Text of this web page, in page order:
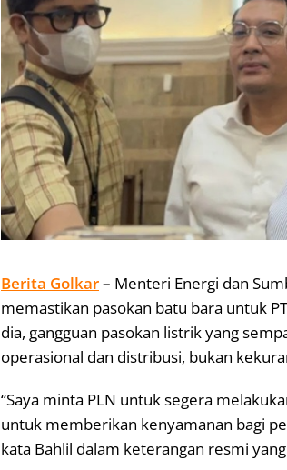
Berita Golkar– Menteri Energi dan
memastikan pasokan batu bara untuk
dia, gangguan pasokan listrik yang
operasional dan distribusi, bukan
“Saya minta PLN untuk segera
untuk memberikan kenyamanan bagi
kata Bahlil dalam keterangan resmi